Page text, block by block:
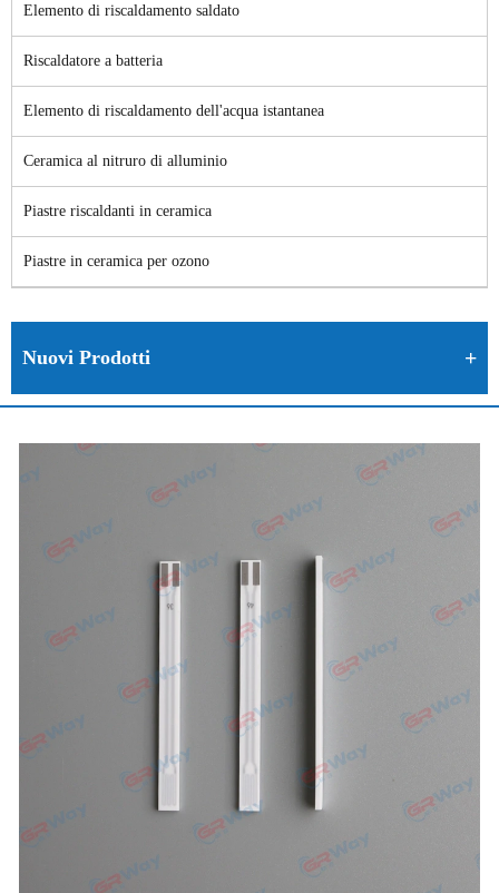
Elemento di riscaldamento saldato
Riscaldatore a batteria
Elemento di riscaldamento dell'acqua istantanea
Ceramica al nitruro di alluminio
Piastre riscaldanti in ceramica
Piastre in ceramica per ozono
Nuovi Prodotti